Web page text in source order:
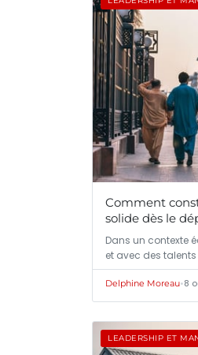
Comment
solide dès le
Dans un contexte
et avec des
Delphine Moreau•8
LEADERSHIP ET